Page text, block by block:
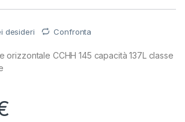
desideri Confronta
orizzontale CCHH 145 capacità 137L classe